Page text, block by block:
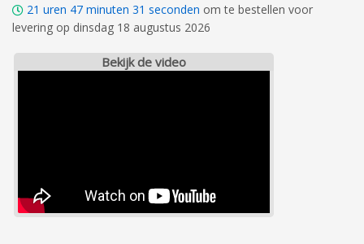
21 uren 47 minuten 30 seconden om te bestellen voor
levering op dinsdag 18 augustus 2026
Bekijk de video